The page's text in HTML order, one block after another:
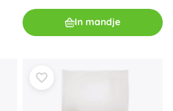
In mandje